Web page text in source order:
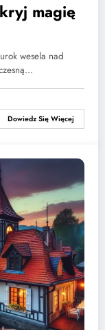
magię
wesela nad
Dowiedz Się Więcej